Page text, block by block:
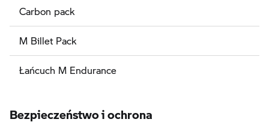
Carbon pack
M Billet Pack
Łańcuch M Endurance
Bezpieczeństwo i ochrona